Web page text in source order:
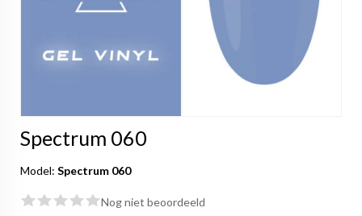
Spectrum 060
Model: Spectrum 060
Nog niet beoordeeld